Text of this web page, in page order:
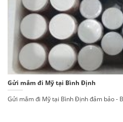
Gửi mắm đi Mỹ tại Bình Định
Gửi mắm đi Mỹ tại Bình Định đảm bảo -